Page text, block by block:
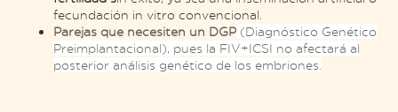
fecundación in vitro convencional.
Parejas que necesiten un DGP (Diagnóstico Genético
Preimplantacional), pues la FIV+ICSI no afectará al
posterior análisis genético de los embriones.